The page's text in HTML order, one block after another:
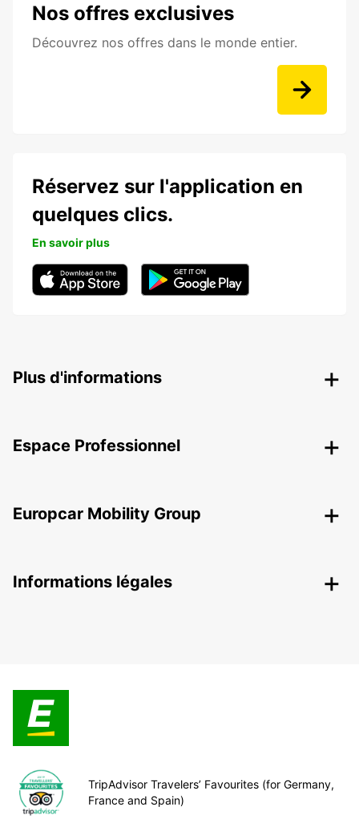
Nos offres exclusives
Découvrez nos offres dans le monde entier.
Réservez sur l'application en
quelques clics.
En savoir plus
Plus d'informations
Espace Professionnel
Europcar Mobility Group
Informations légales
TripAdvisor Travelers’ Favourites (for Germany,
France and Spain)